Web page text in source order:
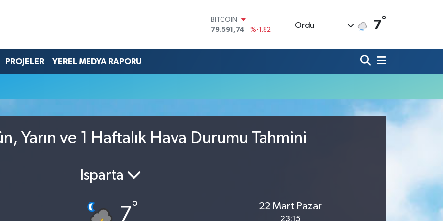
BITCOIN
79.591,74
%-1.82
45,43620
%0.02
BİST100
Ordu 7°
PROJELER YEREL MEDYA RAPORU
Yarın ve 1 Haftalık Hava Durumu Tahmini
Isparta
7° 22 Mart Pazar
23:15